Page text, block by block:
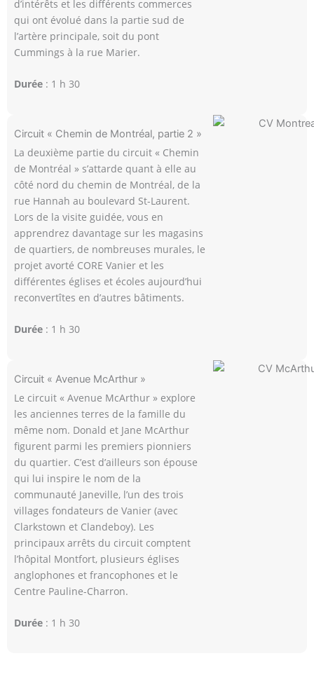
d’intérêts et les différents commerces
qui ont évolué dans la partie sud de
l’artère principale, soit du pont
Cummings à la rue Marier.
Durée : 1 h 30
Circuit « Chemin de Montréal, partie 2 »
La deuxième partie du circuit « Chemin
de Montréal » s’attarde quant à elle au
côté nord du chemin de Montréal, de la
rue Hannah au boulevard St-Laurent.
Lors de la visite guidée, vous en
apprendrez davantage sur les magasins
de quartiers, de nombreuses murales, le
projet avorté CORE Vanier et les
différentes églises et écoles aujourd’hui
reconvertîtes en d’autres bâtiments.
Durée : 1 h 30
Circuit « Avenue McArthur »
Le circuit « Avenue McArthur » explore
les anciennes terres de la famille du
même nom. Donald et Jane McArthur
figurent parmi les premiers pionniers
du quartier. C’est d’ailleurs son épouse
qui lui inspire le nom de la
communauté Janeville, l’un des trois
villages fondateurs de Vanier (avec
Clarkstown et Clandeboy). Les
principaux arrêts du circuit comptent
l’hôpital Montfort, plusieurs églises
anglophones et francophones et le
Centre Pauline-Charron.
Durée : 1 h 30